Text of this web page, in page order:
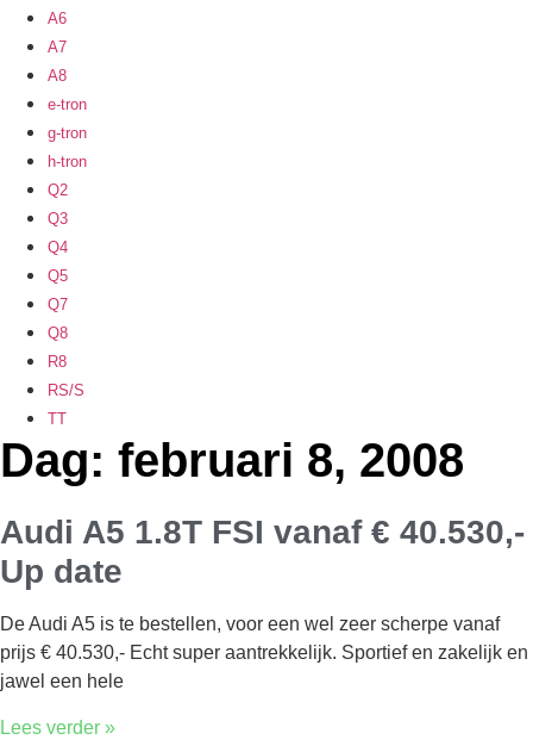
A6
A7
A8
e-tron
g-tron
h-tron
Q2
Q3
Q4
Q5
Q7
Q8
R8
RS/S
TT
Dag: februari 8, 2008
Audi A5 1.8T FSI vanaf € 40.530,-
Up date
De Audi A5 is te bestellen, voor een wel zeer scherpe vanaf
prijs € 40.530,- Echt super aantrekkelijk. Sportief en zakelijk en
jawel een hele
Lees verder »